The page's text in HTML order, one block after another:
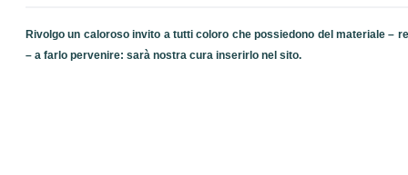
Rivolgo un caloroso invito a tutti coloro che possiedono del materiale –
– a farlo pervenire: sarà nostra cura inserirlo nel sito.